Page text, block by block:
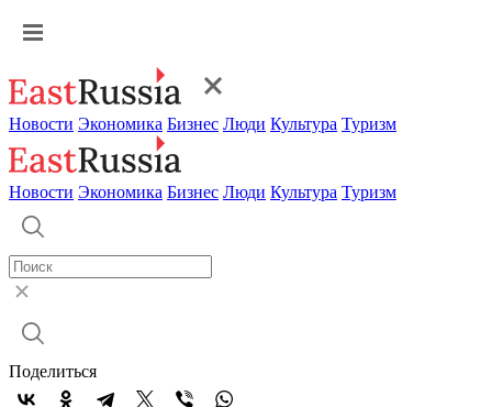
Новости Экономика Бизнес Люди Культура Туризм
Новости Экономика Бизнес Люди Культура Туризм
Поделиться